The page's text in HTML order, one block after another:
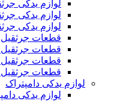
لوازم یدکی جرثقیل کاتو
لوازم یدکی جرثقیل لیبهر
لوازم یدکی جرثقیل هنیو
قطعات جرثقیل
قطعات جرثقیل هینو
قطعات جرثقیل تادانو
قطعات جرثقیل کاتو
لوازم یدکی دامپتراک
لوازم یدکی دامپتراک